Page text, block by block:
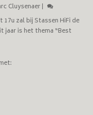
Cluysenaer|
17u zal bij Stassen HiFi de
jaar is het thema “Best